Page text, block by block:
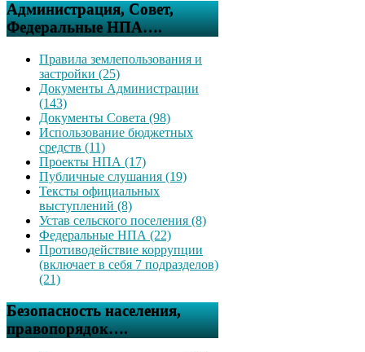
Администрация, Совет,
Федеральные НПА….
Правила землепользования и
застройки (25)
Документы Администрации
(143)
Документы Совета (98)
Использование бюджетных
средств (11)
Проекты НПА (17)
Публичные слушания (19)
Тексты официальных
выступлений (8)
Устав сельского поселения (8)
Федеральные НПА (22)
Противодействие коррупции
(включает в себя 7 подразделов)
(21)
Безопасность населения,
правопорядок….